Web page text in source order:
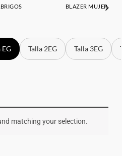
BLAZER MUJER
EG Talla 2EG Talla 3EG
matching your selection.